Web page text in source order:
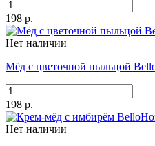
198 р.
Нет наличии
Мёд с цветочной пыльцой
198 р.
Нет наличии